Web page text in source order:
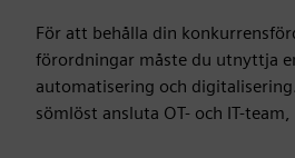
För att behålla din
förordningar måste du utnyttja
automatisering och
sömlöst ansluta OT- och IT-